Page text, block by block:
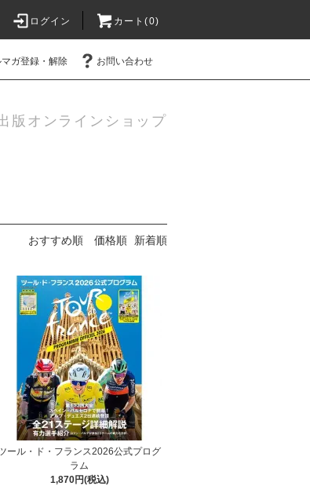
ログイン カート(0)
マガ登録・解除 お問い合わせ
版オンラインショップ
おすすめ順 価格順 新着順
ール・ド・フランス2026公式プログ
ラム
1,870円(税込)